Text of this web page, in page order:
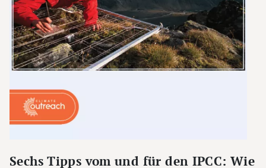
Sechs Tipps vom und für den IPCC: Wie